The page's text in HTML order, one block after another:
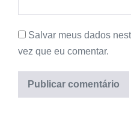
Salvar meus dados
vez que eu comentar.